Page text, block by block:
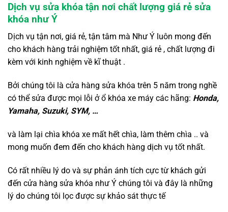
Dịch vụ sửa khóa tận nơi chất lượng giá rẻ sửa
khóa như Ý
Dịch vụ tận nơi, giá rẻ, tận tâm mà Như Ý luôn mong đến
cho khách hàng trải nghiệm tốt nhất, giá rẻ , chất lượng đi
kèm với kinh nghiệm về kĩ thuật .
Bởi chúng tôi là cửa hàng sửa khóa trên 5 năm trong nghề
có thể sửa được mọi lỗi ở ổ khóa xe máy các hãng: Honda,
Yamaha, Suzuki, SYM, …
và làm lại chìa khóa xe mất hết chìa, làm thêm chìa .. và
mong muốn đem đến cho khách hàng dịch vụ tốt nhất.
Có rất nhiều lý do và sự phản ánh tích cực từ khách gửi
đến cửa hàng sửa khóa như Ý chúng tôi và đây là những
lý do chúng tôi lọc được sự khảo sát thực tế